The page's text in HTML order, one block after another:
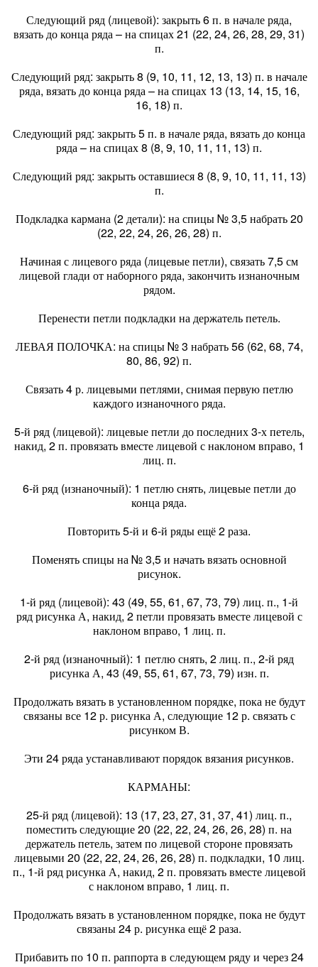
Следующий ряд (лицевой): закрыть 6 п. в начале ряда,
вязать до конца ряда – на спицах 21 (22, 24, 26, 28, 29, 31)
п.
Следующий ряд: закрыть 8 (9, 10, 11, 12, 13, 13) п. в начале
ряда, вязать до конца ряда – на спицах 13 (13, 14, 15, 16,
16, 18) п.
Следующий ряд: закрыть 5 п. в начале ряда, вязать до конца
ряда – на спицах 8 (8, 9, 10, 11, 11, 13) п.
Следующий ряд: закрыть оставшиеся 8 (8, 9, 10, 11, 11, 13)
п.
Подкладка кармана (2 детали): на спицы № 3,5 набрать 20
(22, 22, 24, 26, 26, 28) п.
Начиная с лицевого ряда (лицевые петли), связать 7,5 см
лицевой глади от наборного ряда, закончить изнаночным
рядом.
Перенести петли подкладки на держатель петель.
ЛЕВАЯ ПОЛОЧКА: на спицы № 3 набрать 56 (62, 68, 74,
80, 86, 92) п.
Связать 4 р. лицевыми петлями, снимая первую петлю
каждого изнаночного ряда.
5-й ряд (лицевой): лицевые петли до последних 3-х петель,
накид, 2 п. провязать вместе лицевой с наклоном вправо, 1
лиц. п.
6-й ряд (изнаночный): 1 петлю снять, лицевые петли до
конца ряда.
Повторить 5-й и 6-й ряды ещё 2 раза.
Поменять спицы на № 3,5 и начать вязать основной
рисунок.
1-й ряд (лицевой): 43 (49, 55, 61, 67, 73, 79) лиц. п., 1-й
ряд рисунка А, накид, 2 петли провязать вместе лицевой с
наклоном вправо, 1 лиц. п.
2-й ряд (изнаночный): 1 петлю снять, 2 лиц. п., 2-й ряд
рисунка А, 43 (49, 55, 61, 67, 73, 79) изн. п.
Продолжать вязать в установленном порядке, пока не будут
связаны все 12 р. рисунка А, следующие 12 р. связать с
рисунком В.
Эти 24 ряда устанавливают порядок вязания рисунков.
КАРМАНЫ:
25-й ряд (лицевой): 13 (17, 23, 27, 31, 37, 41) лиц. п.,
поместить следующие 20 (22, 22, 24, 26, 26, 28) п. на
держатель петель, затем по лицевой стороне провязать
лицевыми 20 (22, 22, 24, 26, 26, 28) п. подкладки, 10 лиц.
п., 1-й ряд рисунка А, накид, 2 п. провязать вместе лицевой
с наклоном вправо, 1 лиц. п.
Продолжать вязать в установленном порядке, пока не будут
связаны 24 р. рисунка ещё 2 раза.
Прибавить по 10 п. раппорта в следующем ряду и через 24